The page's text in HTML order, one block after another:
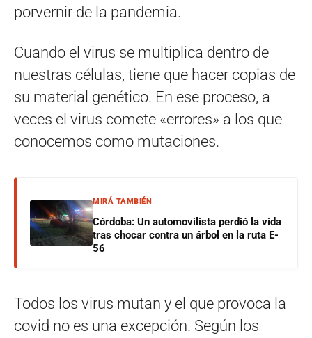
porvernir de la pandemia.
Cuando el virus se multiplica dentro de
nuestras células, tiene que hacer copias de
su material genético. En ese proceso, a
veces el virus comete «errores» a los que
conocemos como mutaciones.
MIRÁ TAMBIÉN
Córdoba: Un automovilista perdió la vida
tras chocar contra un árbol en la ruta E-
56
Todos los virus mutan y el que provoca la
covid no es una excepción. Según los